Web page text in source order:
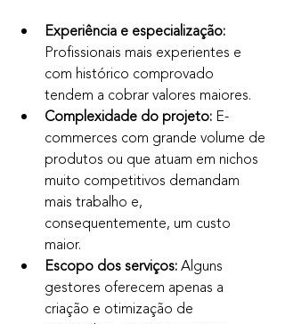
Experiência e especialização:
Profissionais mais experientes e
com histórico comprovado
tendem a cobrar valores maiores.
Complexidade do projeto: E-
commerces com grande volume de
produtos ou que atuam em nichos
muito competitivos demandam
mais trabalho e,
consequentemente, um custo
maior.
Escopo dos serviços: Alguns
gestores oferecem apenas a
criação e otimização de